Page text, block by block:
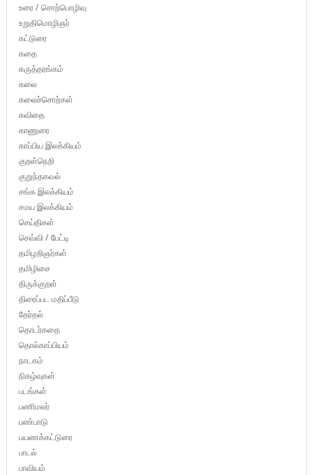
உரை / சொற்பொழிவு
உறுதிமொழிஞர்
கட்டுரை
கதை
கருத்தரங்கம்
கலை
கலைச்சொற்கள்
கவிதை
காணுரை
காப்பிய இலக்கியம்
குறள்நெறி
குறுந்தகவல்
சங்க இலக்கியம்
சமய இலக்கியம்
செய்திகள்
செவ்வி / பேட்டி
தமிழறிஞர்கள்
தமிழிசை
திருக்குறள்
திரைப்பட மதிப்பீடு
தேர்தல்
தொடர்கதை
தொல்காப்பியம்
நாடகம்
நிகழ்வுகள்
படங்கள்
பணிமலர்
பண்பாடு
பயணக்கட்டுரை
பாடல்
பாவியம்